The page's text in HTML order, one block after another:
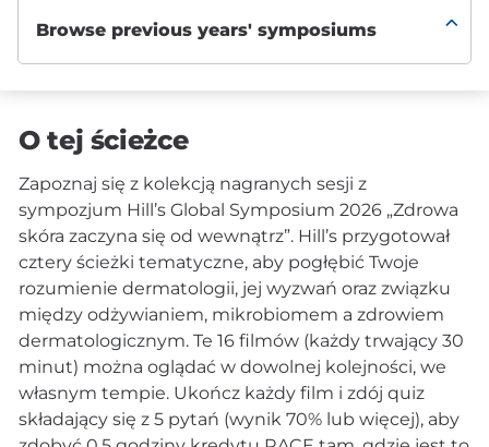
O tej ścieżce
Zapoznaj się z kolekcją nagranych sesji z
sympozjum Hill’s Global Symposium 2026 „Zdrowa
skóra zaczyna się od wewnątrz”. Hill’s przygotował
cztery ścieżki tematyczne, aby pogłębić Twoje
rozumienie dermatologii, jej wyzwań oraz związku
między odżywianiem, mikrobiomem a zdrowiem
dermatologicznym. Te 16 filmów (każdy trwający 30
minut) można oglądać w dowolnej kolejności, we
własnym tempie. Ukończ każdy film i zdój quiz
składający się z 5 pytań (wynik 70% lub więcej), aby